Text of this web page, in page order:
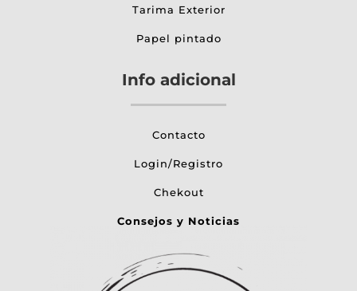
Tarima Exterior
Papel pintado
Info adicional
Contacto
Login/Registro
Chekout
Consejos y Noticias